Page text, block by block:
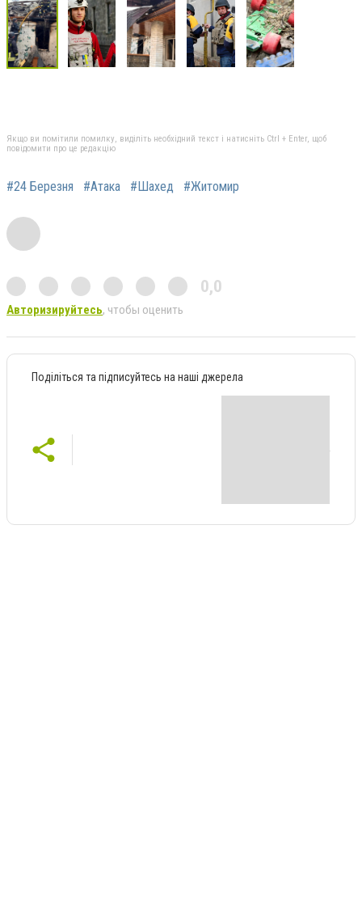
Якщо ви помітили помилку, виділіть необхідний текст і натисніть Ctrl + Enter, щоб
повідомити про це редакцію
#24 Березня #Атака #Шахед #Житомир
0,0
Авторизируйтесь, чтобы оценить
Поділіться та підписуйтесь на наші джерела